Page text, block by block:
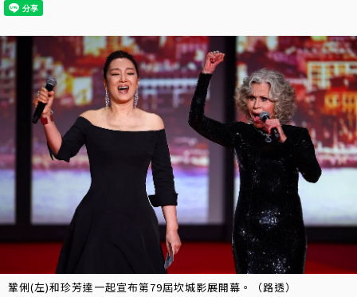
鞏俐(左)和珍芳達一起宣布第79屆坎城影展開幕。（路透）